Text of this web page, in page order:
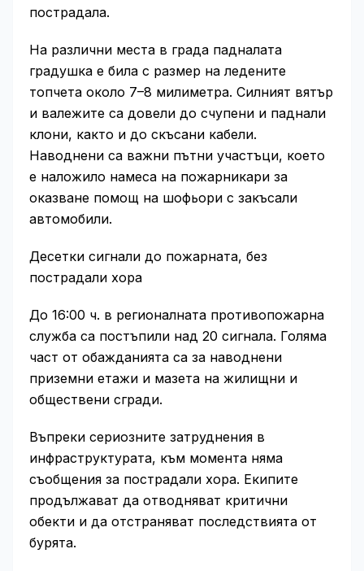
пострадала.
На различни места в града падналата
градушка е била с размер на ледените
топчета около 7–8 милиметра. Силният вятър
и валежите са довели до счупени и паднали
клони, както и до скъсани кабели.
Наводнени са важни пътни участъци, което
е наложило намеса на пожарникари за
оказване помощ на шофьори с закъсали
автомобили.
Десетки сигнали до пожарната, без
пострадали хора
До 16:00 ч. в регионалната противопожарна
служба са постъпили над 20 сигнала. Голяма
част от обажданията са за наводнени
приземни етажи и мазета на жилищни и
обществени сгради.
Въпреки сериозните затруднения в
инфраструктурата, към момента няма
съобщения за пострадали хора. Екипите
продължават да отводняват критични
обекти и да отстраняват последствията от
бурята.